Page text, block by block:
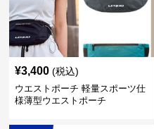
¥3,400 (税込)
ウエストポーチ 軽量スポーツ仕
様薄型ウエストポーチ